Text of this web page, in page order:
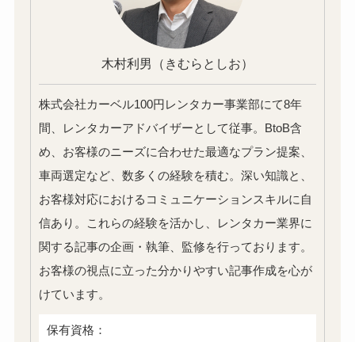
木村利男 （きむらとしお）
株式会社カーベル100円レンタカー事業部にて8年
間、レンタカーアドバイザーとして従事。BtoB含
め、お客様のニーズに合わせた最適なプラン提案、
車両選定など、数多くの経験を積む。深い知識と、
お客様対応におけるコミュニケーションスキルに自
信あり。これらの経験を活かし、レンタカー業界に
関する記事の企画・執筆、監修を行っております。
お客様の視点に立った分かりやすい記事作成を心が
けています。
保有資格：